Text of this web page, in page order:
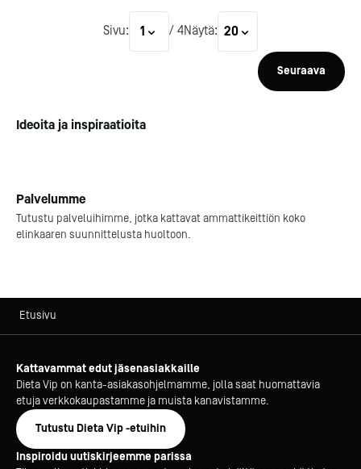
Sivu: 1 / 4Näytä: 20
Seuraava
Ideoita ja inspiraatioita
toimineet yhteistyökumppanina
jo useiden kymmenten
Kotipizza Group
yhden tähden
kaikki aiemmin
ansainneet ravintolat
Palvelumme
Tutustu palveluihimme, jotka kattavat ammattikeittiön koko
elinkaaren suunnittelusta huoltoon.
tarkastettu ja huollettu, joten
Osta tai vuokraa Dieta Service
Etusivu
Kattavammat edut jäsenasiakkaille
Dieta Vip on kanta-asiakasohjelmamme, jolla saat huomattavia
etuja verkkokaupastamme ja muista kanavistamme.
Tutustu Dieta Vip -etuihin
Inspiroidu uutiskirjeemme parissa